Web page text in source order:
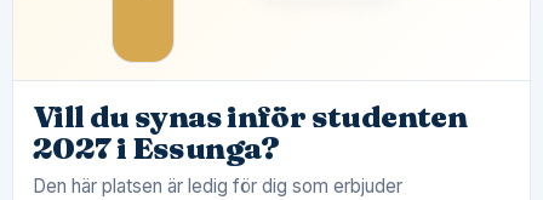
Vill du synas inför studenten
2027 i Essunga?
Den här platsen är ledig för dig som erbjuder